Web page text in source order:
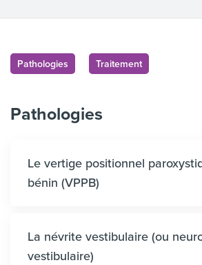
Pathologies Traitement
Pathologies
Le vertige positionnel
bénin (VPPB)
La névrite vestibulaire (ou
vestibulaire)